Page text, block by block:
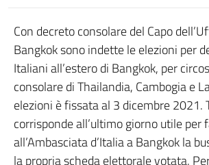
Con decreto consolare del Capo
Bangkok sono indette le elezioni per
Italiani all’estero di Bangkok, per
consolare di Thailandia, Cambogia e
elezioni è fissata al 3 dicembre 2021.
corrisponde all’ultimo giorno utile per
all’Ambasciata d’Italia a Bangkok la
la propria scheda elettorale votata.